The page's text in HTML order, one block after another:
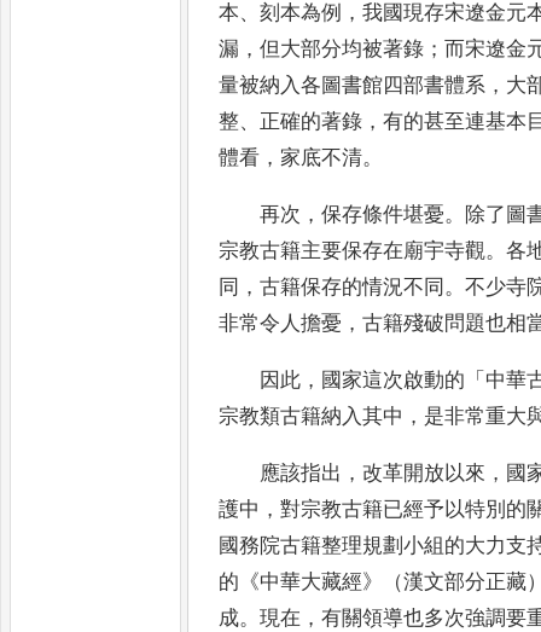
本、刻本為例 ，我國現存宋遼金元
漏 ，但大部分均被著錄 ； 而宋遼金
量被納入各圖書館四部書體系 ， 大
整、 正確的著錄 ，有的甚至連基本
體看 ， 家底不清。
再次 ，保存條件堪憂。
除了圖
宗教古籍主要保存在廟宇寺觀。各
同 ，古籍保存的情況不同 。不少寺
非常令人擔憂 ，古籍殘破問題也相
因此 ， 國家這次啟動的 「 中華
宗教類古籍納入其中 ， 是非常重大
應該指出 ，改革開放以來 ， 國
護中 ，對宗教古籍已經予以特別的
國務院古籍整理規劃小組的大力支
的 《中華大藏經》
（漢文部分正藏
成。現在 ，有關領導也多次強調要